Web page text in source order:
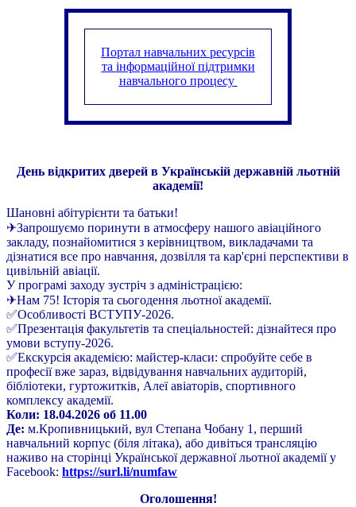
Портал навчальних ресурсів
та інформаційної підтримки
навчального процесу
День відкритих дверей в Українській державній льотній
академії!
Шановні абітурієнти та батьки!
✈Запрошуємо поринути в атмосферу нашого авіаційного
закладу, познайомитися з керівництвом, викладачами та
дізнатися все про навчання, дозвілля та кар'єрні перспективи в
цивільній авіації.
У програмі заходу зустріч з адміністрацією:
✈Нам 75! Історія та сьогодення льотної академії.
✅Особливості ВСТУПУ-2026.
✅Презентація факультетів та спеціальностей: дізнайтеся про
умови вступу-2026.
✅Екскурсія академією: майстер-класи: спробуйте себе в
професії вже зараз, відвідування навчальних аудиторій,
бібліотеки, гуртожитків, Алеї авіаторів, спортивного
комплексу академії.
Коли: 18.04.2026 об 11.00
Де: м.Кропивницький, вул Степана Чобану 1, перший
навчальний корпус (біля літака), або дивіться трансляцію
наживо на сторінці Української державної льотної академії у
Facebook: https://surl.li/numfaw
Оголошення!